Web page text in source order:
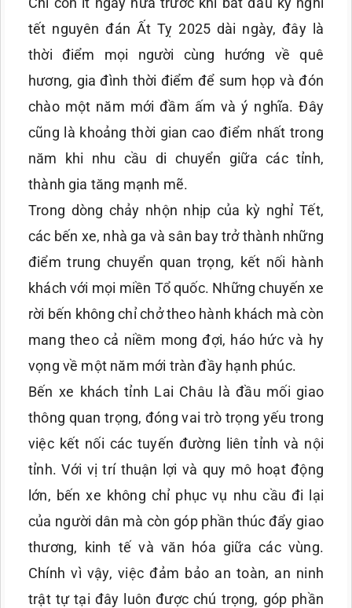
tết nguyên đán Ất Tỵ 2025 dài ngày, đây là
thời điểm mọi người cùng hướng về quê
hương, gia đình thời điểm để sum họp và đón
chào một năm mới đầm ấm và ý nghĩa. Đây
cũng là khoảng thời gian cao điểm nhất trong
năm khi nhu cầu di chuyển giữa các tỉnh,
thành gia tăng mạnh mẽ.
Trong dòng chảy nhộn nhịp của kỳ nghỉ Tết,
các bến xe, nhà ga và sân bay trở thành những
điểm trung chuyển quan trọng, kết nối hành
khách với mọi miền Tổ quốc. Những chuyến xe
rời bến không chỉ chở theo hành khách mà còn
mang theo cả niềm mong đợi, háo hức và hy
vọng về một năm mới tràn đầy hạnh phúc.
Bến xe khách tỉnh Lai Châu là đầu mối giao
thông quan trọng, đóng vai trò trọng yếu trong
việc kết nối các tuyến đường liên tỉnh và nội
tỉnh. Với vị trí thuận lợi và quy mô hoạt động
lớn, bến xe không chỉ phục vụ nhu cầu đi lại
của người dân mà còn góp phần thúc đẩy giao
thương, kinh tế và văn hóa giữa các vùng.
Chính vì vậy, việc đảm bảo an toàn, an ninh
trật tự tại đây luôn được chú trọng, góp phần